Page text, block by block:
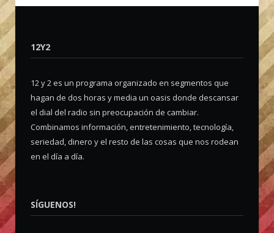
12Y2
12 y 2 es un programa organizado en segmentos que
hagan de dos horas y media un oasis donde descansar
el dial del radio sin preocupación de cambiar.
Combinamos información, entretenimiento, tecnología,
seriedad, dinero y el resto de las cosas que nos rodean
en el día a día.
SÍGUENOS!